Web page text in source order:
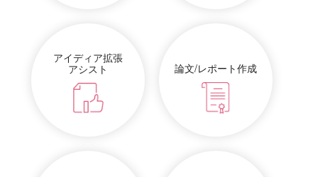
アイディア拡張
アシスト
論文/レポート作成